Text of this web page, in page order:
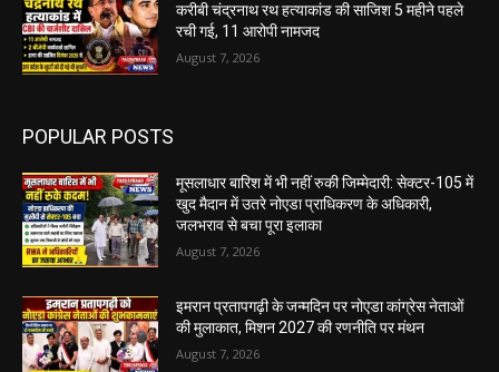
करीबी चंद्रनाथ रथ हत्याकांड की साजिश 5 महीने पहले
रची गई, 11 आरोपी नामजद
August 7, 2026
POPULAR POSTS
मूसलाधार बारिश में भी नहीं रुकी जिम्मेदारी: सेक्टर-105 में
खुद मैदान में उतरे नोएडा प्राधिकरण के अधिकारी,
जलभराव से बचा पूरा इलाका
August 7, 2026
इमरान प्रतापगढ़ी के जन्मदिन पर नोएडा कांग्रेस नेताओं
की मुलाकात, मिशन 2027 की रणनीति पर मंथन
August 7, 2026